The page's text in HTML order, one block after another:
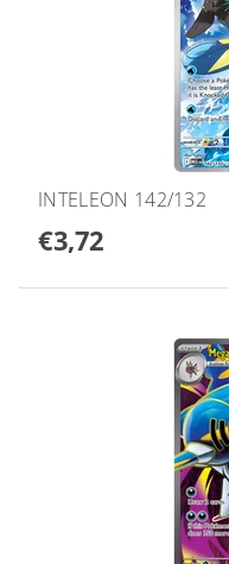
INTELEON 142/132
€3,72